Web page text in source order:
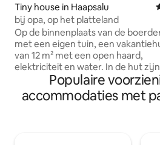
Tiny house in Haapsalu
bij opa, op het platteland
Op de binnenplaats van de
met een eigen tuin, een
van 12 m² met een open haard,
elektriciteit en water. In de hut zijn er
alleen slaapruimtes, een
buitendouche, een toilet en een
die aan het hoofdhuis is
Populaire
accommodaties met